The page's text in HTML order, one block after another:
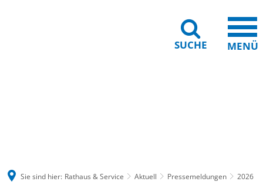
SUCHE MENÜ
Sie sind hier: Rathaus & Service Aktuell Pressemeldungen
2026